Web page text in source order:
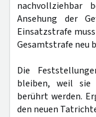
nachvollziehbar
Ansehung der
Einsatzstrafe
Gesamtstrafe neu
Die
bleiben, weil
berührt werden.
den neuen